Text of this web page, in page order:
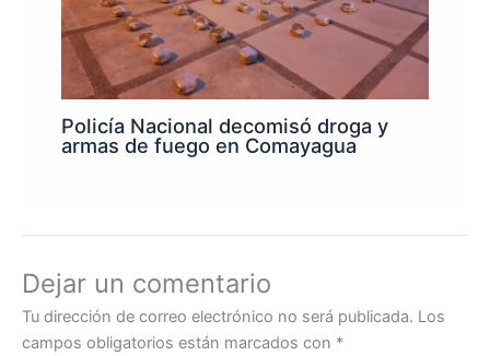
Policía Nacional decomisó droga y
armas de fuego en Comayagua
Dejar un comentario
Tu dirección de correo electrónico no será publicada. Los
campos obligatorios están marcados con *